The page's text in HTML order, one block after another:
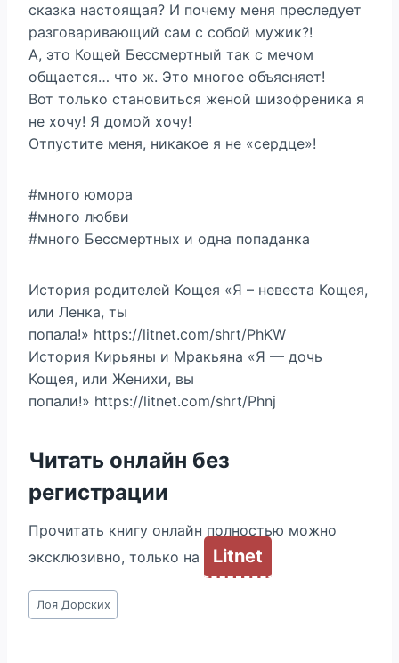
сказка настоящая? И почему меня преследует
разговаривающий сам с собой мужик?!
А, это Кощей Бессмертный так с мечом
общается… что ж. Это многое объясняет!
Вот только становиться женой шизофреника я
не хочу! Я домой хочу!
Отпустите меня, никакое я не «сердце»!
#много юмора
#много любви
#много Бессмертных и одна попаданка
История родителей Кощея «Я – невеста Кощея,
или Ленка, ты
попала!» https://litnet.com/shrt/PhKW
История Кирьяны и Мракьяна «Я — дочь
Кощея, или Женихи, вы
попали!» https://litnet.com/shrt/Phnj
Читать онлайн без
регистрации
Прочитать книгу онлайн полностью можно
эксклюзивно, только на
Litnet
Метки
записи:
Лоя Дорских